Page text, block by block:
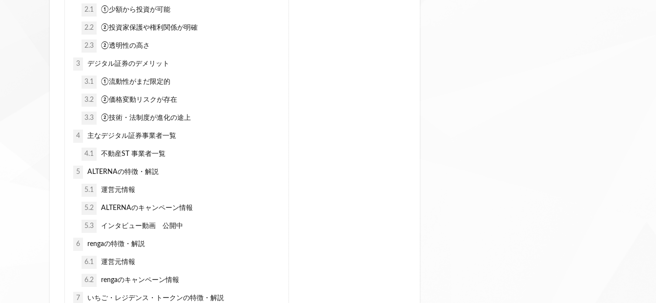
2.1 ①少額から投資が可能
2.2 ②投資家保護や権利関係が明確
2.3 ②透明性の高さ
3 デジタル証券のデメリット
3.1 ①流動性がまだ限定的
3.2 ②価格変動リスクが存在
3.3 ②技術・法制度が進化の途上
4 主なデジタル証券事業者一覧
4.1 不動産ST 事業者一覧
5 ALTERNAの特徴・解説
5.1 運営元情報
5.2 ALTERNAのキャンペーン情報
5.3 インタビュー動画 公開中
6 rengaの特徴・解説
6.1 運営元情報
6.2 rengaのキャンペーン情報
7 いちご・レジデンス・トークンの特徴・解説